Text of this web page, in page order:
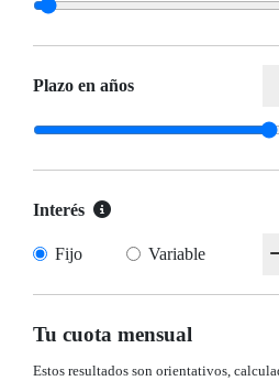
Plazo en años
Interés
Fijo Variable
Tu cuota mensual
Estos resultados son orientativos,